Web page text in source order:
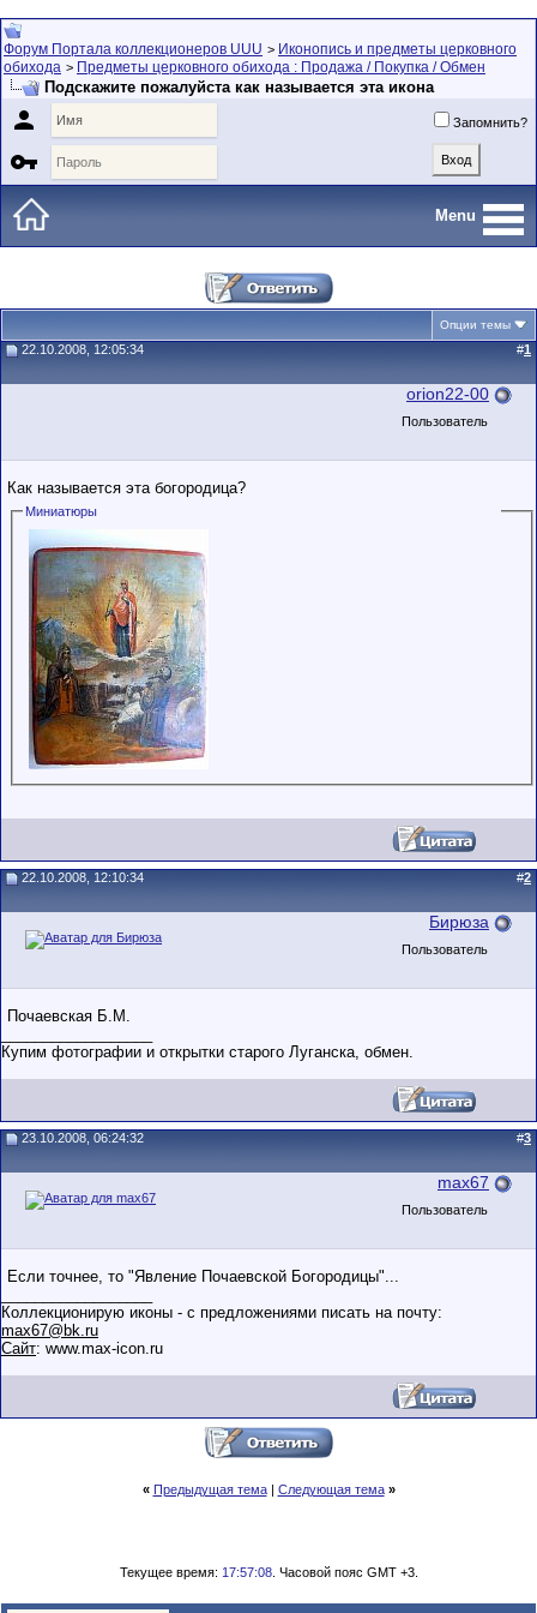
Форум Портала коллекционеров UUU > Иконопись и предметы церковного
обихода > Предметы церковного обихода : Продажа / Покупка / Обмен
Подскажите пожалуйста как называется эта икона
 Запомнить?

Menu
Опции темы
22.10.2008, 12:05:34 #1
orion22-00
Пользователь
Как называется эта богородица?
Миниатюры
22.10.2008, 12:10:34 #2
Бирюза
Пользователь
Почаевская Б.М.
Купим фотографии и открытки старого Луганска, обмен.
23.10.2008, 06:24:32 #3
max67
Пользователь
Если точнее, то "Явление Почаевской Богородицы"...
Коллекционирую иконы - с предложениями писать на почту:
max67@bk.ru
Сайт: www.mах-icоn.ru
« Предыдущая тема| Следующая тема »
Текущее время: 17:57:08. Часовой пояс GMT +3.